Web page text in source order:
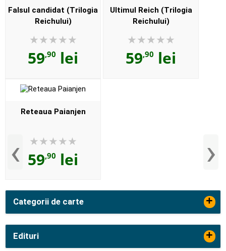
Categorii de carte +
Edituri +
‹
Falsul candidat (Trilogia
Reichului)
59,90 lei
Ultimul Reich (Trilogia
Reichului)
59,90 lei
Reteaua Paianjen
59,90 lei ›